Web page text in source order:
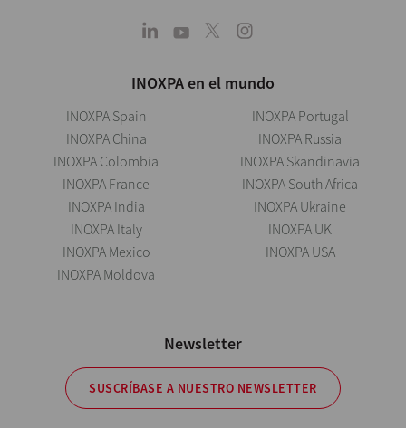
INOXPA en el mundo
INOXPA Spain
INOXPA China
INOXPA Colombia
INOXPA France
INOXPA India
INOXPA Italy
INOXPA Mexico
INOXPA Moldova
INOXPA Portugal
INOXPA Russia
INOXPA Skandinavia
INOXPA South Africa
INOXPA Ukraine
INOXPA UK
INOXPA USA
Newsletter
SUSCRÍBASE A NUESTRO NEWSLETTER